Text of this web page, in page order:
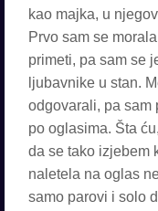
kao majka, u
Prvo sam se
primeti, pa sam se
ljubavnike u stan.
odgovarali, pa sam
po oglasima. Šta
da se tako izjebem
naletela na oglas
samo parovi i solo